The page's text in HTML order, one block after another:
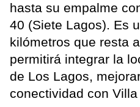
hasta su empalme
40 (Siete Lagos). Es
kilómetros que resta
permitirá integrar la
de Los Lagos,
conectividad con